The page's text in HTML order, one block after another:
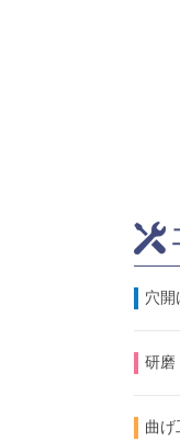
⽳開
研磨
曲げ